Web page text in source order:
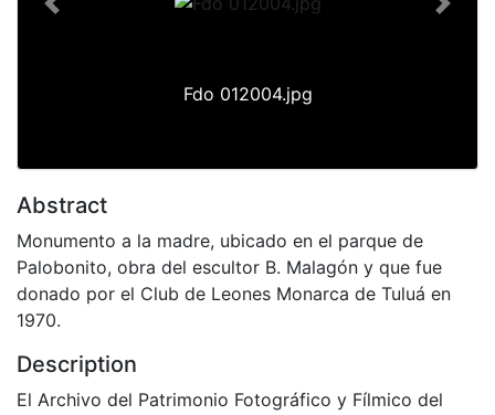
Fdo 012004.jpg
Previous Next
Abstract
Monumento a la madre, ubicado en el parque de
Palobonito, obra del escultor B. Malagón y que fue
donado por el Club de Leones Monarca de Tuluá en
1970.
Description
El Archivo del Patrimonio Fotográfico y Fílmico del